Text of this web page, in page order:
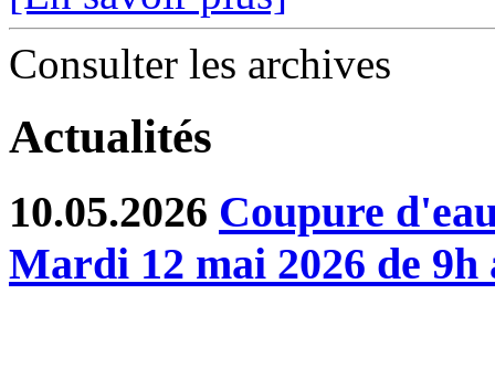
Consulter les archives
Actualités
10.05.2026 Coupure
Mardi 12 mai 2026 de 9h